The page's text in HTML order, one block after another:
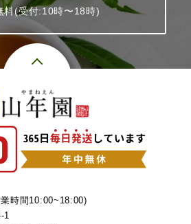
料(受付:10時〜18時)
業時間10:00~18:00)
1